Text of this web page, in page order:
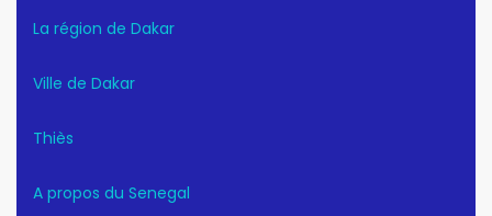
La région de Dakar
Ville de Dakar
Thiès
A propos du Senegal